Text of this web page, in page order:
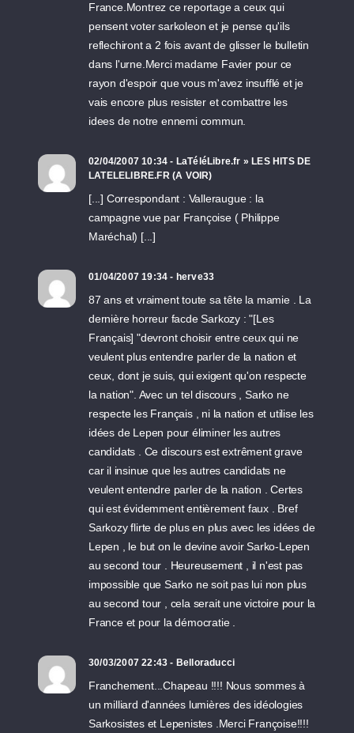
France.Montrez ce reportage a ceux qui
pensent voter sarkoleon et je pense qu'ils
reflechiront a 2 fois avant de glisser le bulletin
dans l'urne.Merci madame Favier pour ce
rayon d'espoir que vous m'avez insufflé et je
vais encore plus resister et combattre les
idees de notre ennemi commun.
02/04/2007 10:34 - LaTéléLibre.fr » LES HITS DE
LATELELIBRE.FR (A VOIR)
[...] Correspondant : Valleraugue : la
campagne vue par Françoise ( Philippe
Maréchal) [...]
01/04/2007 19:34 - herve33
87 ans et vraiment toute sa tête la mamie . La
dernière horreur facde Sarkozy : "[Les
Français] "devront choisir entre ceux qui ne
veulent plus entendre parler de la nation et
ceux, dont je suis, qui exigent qu'on respecte
la nation". Avec un tel discours , Sarko ne
respecte les Français , ni la nation et utilise les
idées de Lepen pour éliminer les autres
candidats . Ce discours est extrêment grave
car il insinue que les autres candidats ne
veulent entendre parler de la nation . Certes
qui est évidemment entièrement faux . Bref
Sarkozy flirte de plus en plus avec les idées de
Lepen , le but on le devine avoir Sarko-Lepen
au second tour . Heureusement , il n'est pas
impossible que Sarko ne soit pas lui non plus
au second tour , cela serait une victoire pour la
France et pour la démocratie .
30/03/2007 22:43 - Belloraducci
Franchement...Chapeau !!!! Nous sommes à
un milliard d'années lumières des idéologies
Sarkosistes et Lepenistes .Merci Françoise!!!!